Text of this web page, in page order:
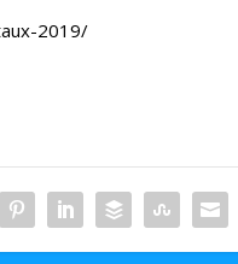
2019/